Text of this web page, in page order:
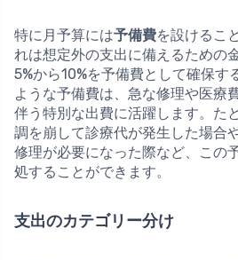
特に月予算には予備費を設けるこ
れは想定外の支出に備えるための
5%から10%を予備費として確保す
ような予備費は、急な修理や医療
伴う特別な出費に活躍します。た
調を崩して診療代が発生した場合
修理が必要になった際など、この
処することができます。
支出のカテゴリー分け